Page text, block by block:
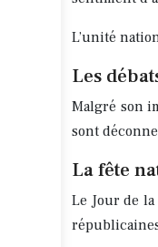
L’unité
Les
Malgré son
sont
La fête
Le Jour de